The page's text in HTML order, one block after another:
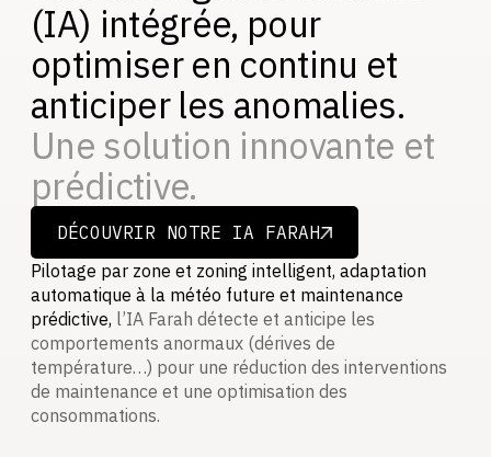
(IA) intégrée, pour
optimiser en continu et
anticiper les anomalies.
Une solution innovante et
prédictive.
DÉCOUVRIR NOTRE IA FARAH
DÉCOUVRIR NOTRE IA FARAH
Pilotage par zone et zoning intelligent, adaptation
automatique à la météo future et maintenance
prédictive, l’IA Farah détecte et anticipe les
comportements anormaux (dérives de
température…) pour une réduction des interventions
de maintenance et une optimisation des
consommations.